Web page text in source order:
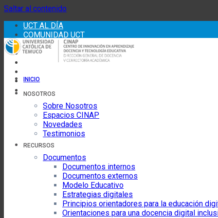
Saltar al contenido
UCT AL DÍA
COMUNIDAD UCT
CENTRO DE AYUDA
DIRECTORIO
TVUCT
UCT RADIO
INICIO
NOSOTROS
Sobre Nosotros
Espacios CINAP
Novedades
Testimonios
RECURSOS
Documentos
Documentos internos
Documentos externos
Modelo Educativo
Estrategias digitales
Principios orientadores para la educación
Orientaciones para una docencia digital